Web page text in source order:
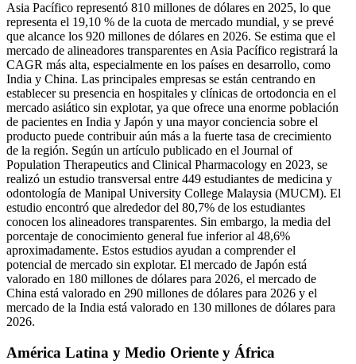
Asia Pacífico representó 810 millones de dólares en 2025, lo que
representa el 19,10 % de la cuota de mercado mundial, y se prevé
que alcance los 920 millones de dólares en 2026. Se estima que el
mercado de alineadores transparentes en Asia Pacífico registrará la
CAGR más alta, especialmente en los países en desarrollo, como
India y China. Las principales empresas se están centrando en
establecer su presencia en hospitales y clínicas de ortodoncia en el
mercado asiático sin explotar, ya que ofrece una enorme población
de pacientes en India y Japón y una mayor conciencia sobre el
producto puede contribuir aún más a la fuerte tasa de crecimiento
de la región. Según un artículo publicado en el Journal of
Population Therapeutics and Clinical Pharmacology en 2023, se
realizó un estudio transversal entre 449 estudiantes de medicina y
odontología de Manipal University College Malaysia (MUCM). El
estudio encontró que alrededor del 80,7% de los estudiantes
conocen los alineadores transparentes. Sin embargo, la media del
porcentaje de conocimiento general fue inferior al 48,6%
aproximadamente. Estos estudios ayudan a comprender el
potencial de mercado sin explotar. El mercado de Japón está
valorado en 180 millones de dólares para 2026, el mercado de
China está valorado en 290 millones de dólares para 2026 y el
mercado de la India está valorado en 130 millones de dólares para
2026.
América Latina y Medio Oriente y África